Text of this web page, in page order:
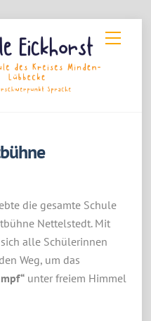
Menu
die gesamte Schule
Nettelstedt. Mit
alle Schülerinnen
Weg, um das
unter freiem Himmel